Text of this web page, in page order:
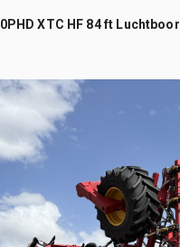
XTC HF 84 ft Luchtboor